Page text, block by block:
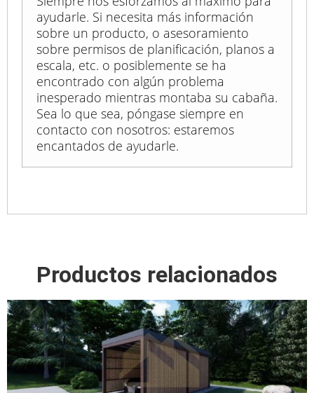
ayudarle. Si necesita más información
sobre un producto, o asesoramiento
sobre permisos de planificación, planos a
escala, etc. o posiblemente se ha
encontrado con algún problema
inesperado mientras montaba su cabaña.
Sea lo que sea, póngase siempre en
contacto con nosotros: estaremos
encantados de ayudarle.
Productos relacionados